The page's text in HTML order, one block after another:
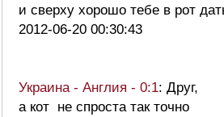
и сверху хорошо тебе в рот
2012-06-20 00:30:43
Украина - Англия - 0:1: Друг,
а кот не спроста так точно